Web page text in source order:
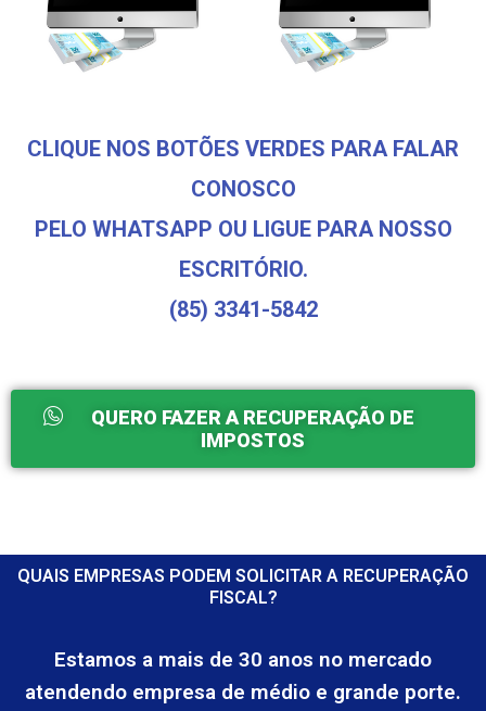
CLIQUE NOS BOTÕES VERDES PARA FALAR
CONOSCO
PELO WHATSAPP OU LIGUE PARA NOSSO
ESCRITÓRIO.
(85) 3341-5842
QUERO FAZER A RECUPERAÇÃO DE
IMPOSTOS
QUAIS EMPRESAS PODEM SOLICITAR A RECUPERAÇÃO
FISCAL?
Estamos a mais de 30 anos no mercado
atendendo empresa de médio e grande porte.